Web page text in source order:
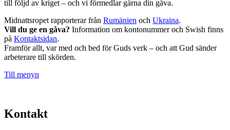
till följd av kriget – och vi förmedlar gärna din gåva.
Midnattsropet rapporterar från Rumänien och Ukraina.
Vill du ge en gåva? Information om kontonummer och Swish finns
på Kontaktsidan.
Framför allt, var med och bed för Guds verk – och att Gud sänder
arbeterare till skörden.
Till menyn
Kontakt